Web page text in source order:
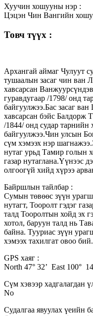
Хуучин хошууны нэр :
Цэцэн Чин Вангийн
Товч түүх :
Архангай аймаг Чулуут
тушаалын засаг чин ван
хавсарсан
гуравдугаар /1798/ онд
байгуулжээ.Бас засаг
хавсарсан бэйс Балдорж
/1844/ онд судар тарнийн
байгуулжээ.Чин улсын
сүм хэмээх нэр
нутаг урьд Тамир голын
газар нутаглана.Үүнээс
олгоогүй хийд хүрээ
Байршлын тайлбар :
Сумын төвөөс зүүн
нутагт, Тооролт гэдэг
талд Тооролтын хойд эх
хотол, баруун талд нь
байна. Тууриас зүүн
хэмээх тахилгат овоо бий.
GPS хаяг :
North 47° 32’ East 100°
Сүм хэвээр хадгалагдан
No
Судалгаа явуулах үеийн